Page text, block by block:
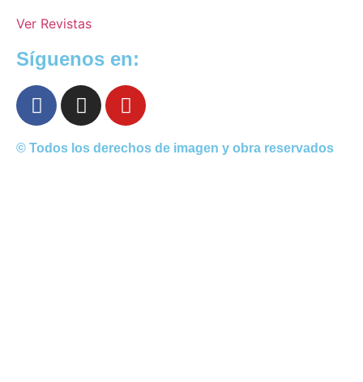
Ver Revistas
Síguenos en:
© Todos los derechos de imagen y obra reservados